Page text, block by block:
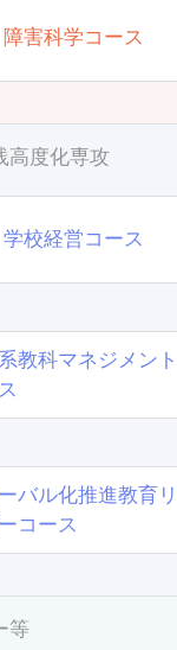
障害科学コース
高度化専攻
学校経営コース
教科マネジメント
バル化推進教育リ
コース
等